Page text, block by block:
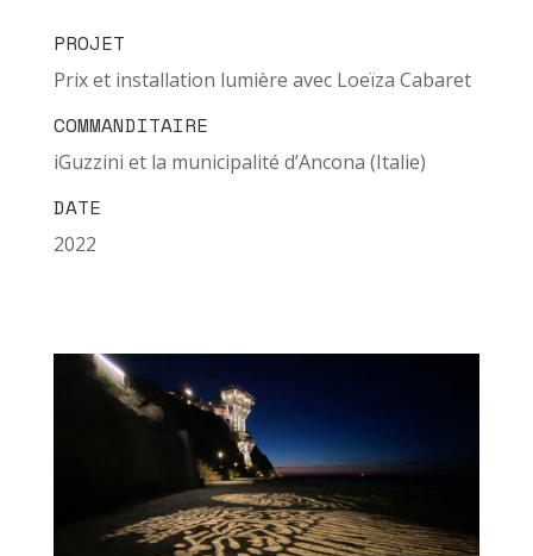
PROJET
Prix et installation lumière avec Loeïza Cabaret
COMMANDITAIRE
iGuzzini et la municipalité d’Ancona (Italie)
DATE
2022